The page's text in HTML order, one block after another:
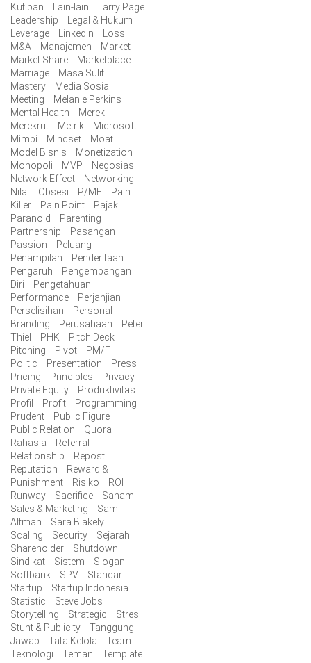
Kutipan
Lain-lain
Larry Page
Leadership
Legal & Hukum
Leverage
LinkedIn
Loss
M&A
Manajemen
Market
Market Share
Marketplace
Marriage
Masa Sulit
Mastery
Media Sosial
Meeting
Melanie Perkins
Mental Health
Merek
Merekrut
Metrik
Microsoft
Mimpi
Mindset
Moat
Model Bisnis
Monetization
Monopoli
MVP
Negosiasi
Network Effect
Networking
Nilai
Obsesi P/MF
Pain
Killer
Pain Point
Pajak
Paranoid
Parenting
Partnership
Pasangan
Passion
Peluang
Penampilan
Penderitaan
Pengaruh
Pengembangan
Diri
Pengetahuan
Performance
Perjanjian
Perselisihan
Personal
Branding
Perusahaan
Peter
Thiel
PHK
Pitch Deck
Pitching
Pivot
PM/F
Politic
Presentation
Press
Pricing
Principles
Privacy
Private Equity
Produktivitas
Profil
Profit
Programming
Prudent
Public Figure
Public Relation
Quora
Rahasia
Referral
Relationship
Repost
Reputation
Reward &
Punishment
Risiko
ROI
Runway
Sacrifice
Saham
Sales & Marketing
Sam
Altman
Sara Blakely
Scaling
Security
Sejarah
Shareholder
Shutdown
Sindikat
Sistem
Slogan
Softbank
SPV
Standar
Startup
Startup Indonesia
Statistic
Steve Jobs
Storytelling
Strategic
Stres
Stunt & Publicity
Tanggung
Jawab
Tata Kelola
Team
Teknologi
Teman
Template